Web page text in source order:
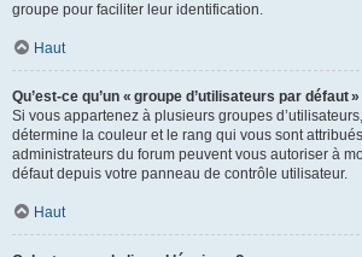
groupe pour faciliter leur identification.
Haut
Qu’est-ce qu’un « groupe d’utilisateurs par défaut »
Si vous appartenez à plusieurs groupes
détermine la couleur et le rang qui vous sont
administrateurs du forum peuvent vous autoriser à
défaut depuis votre panneau de contrôle utilisateur.
Haut